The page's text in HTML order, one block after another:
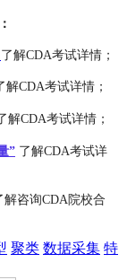
了解CDA考试详情；
解CDA考试详情；
解CDA考试详情；
” 了解CDA考试详
解咨询CDA院校合
聚类 数据采集 特